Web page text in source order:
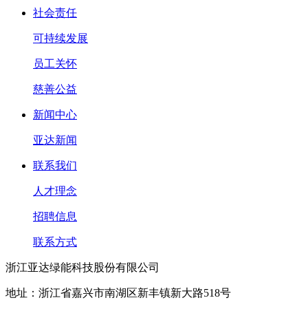
社会责任
可持续发展
员工关怀
慈善公益
新闻中心
亚达新闻
联系我们
人才理念
招聘信息
联系方式
浙江亚达绿能科技股份有限公司
地址：浙江省嘉兴市南湖区新丰镇新大路518号